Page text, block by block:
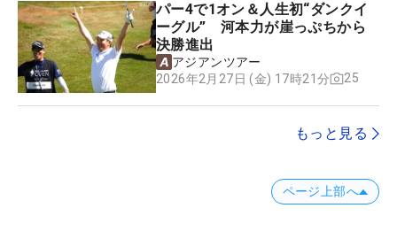
パー4で1オン＆人生初“ダンクイ
ーグル” 河本力が崖っぷちから
決勝進出
アジアンツアー
2026年2月27日 (金) 17時21分
25
もっと見る
ページ上部へ